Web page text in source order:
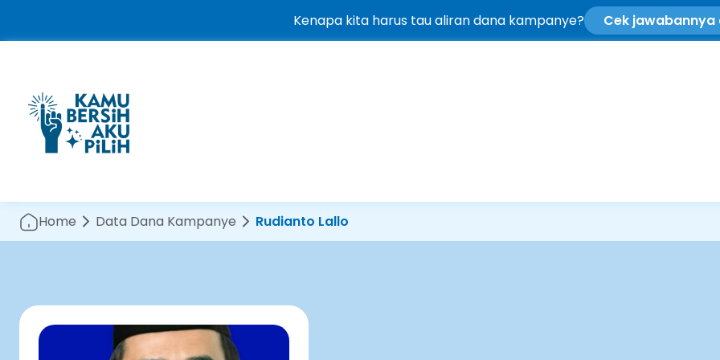
Kenapa kita harus tau aliran dana kampanye? Cek jawabannya
Home Data Dana Kampanye Rudianto Lallo